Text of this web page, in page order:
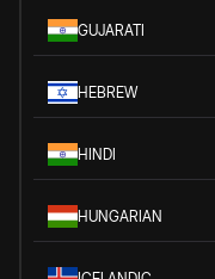
GUJARATI
HEBREW
HINDI
HUNGARIAN